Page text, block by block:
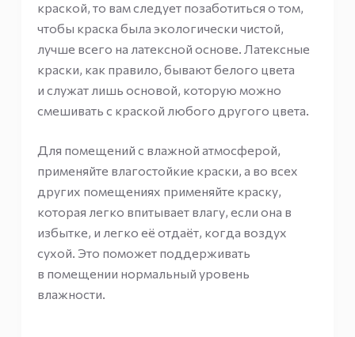
краской, то вам следует позаботиться о том,
чтобы краска была экологически чистой,
лучше всего на латексной основе. Латексные
краски, как правило, бывают белого цвета
и служат лишь основой, которую можно
смешивать с краской любого другого цвета.
Для помещений с влажной атмосферой,
применяйте влагостойкие краски, а во всех
других помещениях применяйте краску,
которая легко впитывает влагу, если она в
избытке, и легко её отдаёт, когда воздух
сухой. Это поможет поддерживать
в помещении нормальный уровень
влажности.